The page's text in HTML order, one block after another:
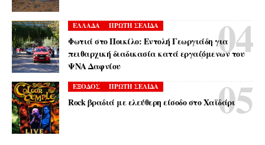
ΕΛΛΑΔΑ ΠΡΩΤΗ ΣΕΛΙΔΑ
Φωτιά στο Ποικίλο: Εντολή Γεωργιάδη για
πειθαρχική διαδικασία κατά εργαζόμενων του
ΨΝΑ Δαφνίου
ΕΞΟΔΟΣ ΠΡΩΤΗ ΣΕΛΙΔΑ
Rock βραδιά με ελεύθερη είσοδο στο Χαϊδάρι